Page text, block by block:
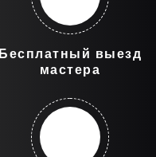
Бесплатный выезд
мастера